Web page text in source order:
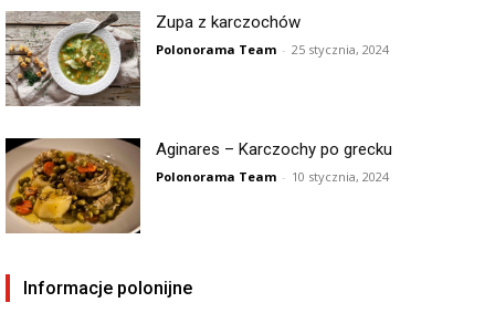
Zupa z karczochów
Polonorama Team - 25 stycznia, 2024
Aginares – Karczochy po grecku
Polonorama Team - 10 stycznia, 2024
Informacje polonijne